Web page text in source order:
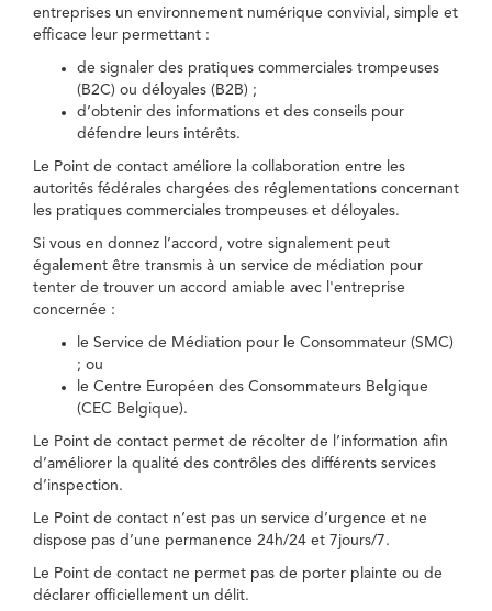
entreprises un environnement numérique convivial, simple et
efficace leur permettant :
de signaler des pratiques commerciales trompeuses
(B2C) ou déloyales (B2B) ;
d’obtenir des informations et des conseils pour
défendre leurs intérêts.
Le Point de contact améliore la collaboration entre les
autorités fédérales chargées des réglementations concernant
les pratiques commerciales trompeuses et déloyales.
Si vous en donnez l’accord, votre signalement peut
également être transmis à un service de médiation pour
tenter de trouver un accord amiable avec l'entreprise
concernée :
le Service de Médiation pour le Consommateur (SMC)
; ou
le Centre Européen des Consommateurs Belgique
(CEC Belgique).
Le Point de contact permet de récolter de l’information afin
d’améliorer la qualité des contrôles des différents services
d’inspection.
Le Point de contact n’est pas un service d’urgence et ne
dispose pas d’une permanence 24h/24 et 7jours/7.
Le Point de contact ne permet pas de porter plainte ou de
déclarer officiellement un délit.